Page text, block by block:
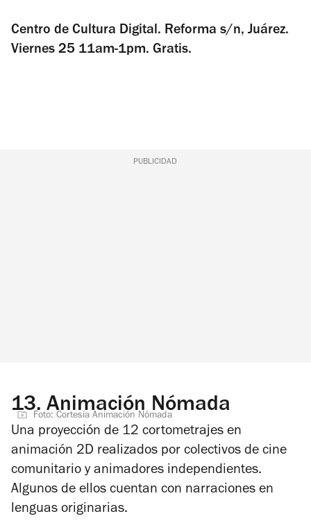
Centro de Cultura Digital. Reforma s/n, Juárez.
Viernes 25 11am-1pm. Gratis.
PUBLICIDAD
13.Animación Nómada
Foto: Cortesía Animación Nómada
Una proyección de 12 cortometrajes en
animación 2D realizados por colectivos de cine
comunitario y animadores independientes.
Algunos de ellos cuentan con narraciones en
lenguas originarias.